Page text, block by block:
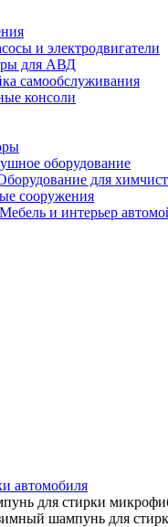
и электродвигатели
для АВД
самообслуживания
консоли
оборудование
для
сооружения
Мебель и интерьер
автомобиля
для стирки
шампунь для